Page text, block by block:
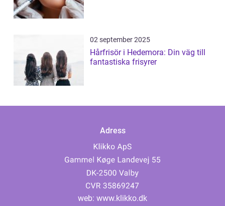
02 september 2025
Hårfrisör i Hedemora: Din väg till
fantastiska frisyrer
Adress
web: www.klikko.dk